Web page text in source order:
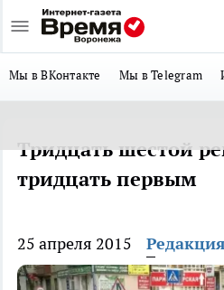
Мы в ВКонтакте Мы в Telegram
Тридцать шестой
тридцать первым
25 апреля 2015 Редакция